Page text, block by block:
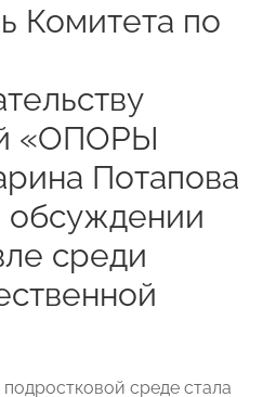
Комитета по
«ОПОРЫ
Потапова
обсуждении
среди
среде стала